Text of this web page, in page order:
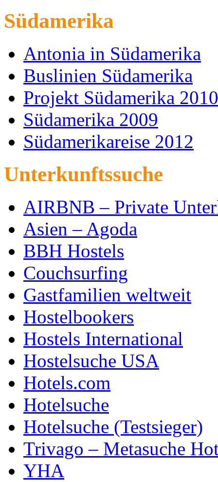
Südamerika
Antonia in Südamerika
Buslinien Südamerika
Projekt Südamerika 2010
Südamerika 2009
Südamerikareise 2012
Unterkunftssuche
AIRBNB – Private
Asien – Agoda
BBH Hostels
Couchsurfing
Gastfamilien weltweit
Hostelbookers
Hostels International
Hostelsuche USA
Hotels.com
Hotelsuche
Hotelsuche (Testsieger)
Trivago – Metasuche
YHA